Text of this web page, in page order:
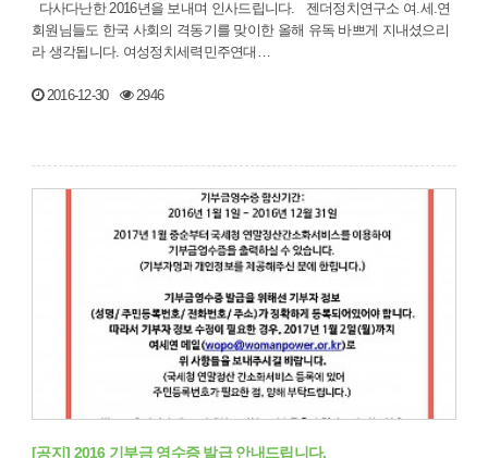
회원님들도 한국 사회의 격동기를 맞이한 올해 유독 바쁘게 지내셨으리
라 생각됩니다. 여성정치세력민주연대…
2016-12-30 2946
[공지] 2016 기부금 영수증 발급 안내드립니다.